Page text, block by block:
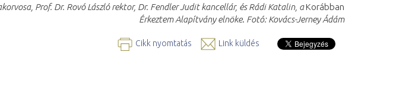
Prof. Dr. Rovó László rektor, Dr. Fendler Judit kancellár, és Rádi Katalin, a Korábban
Érkeztem Alapítvány elnöke. Fotó: Kovács-Jerney Ádám
Cikk nyomtatás Link küldés